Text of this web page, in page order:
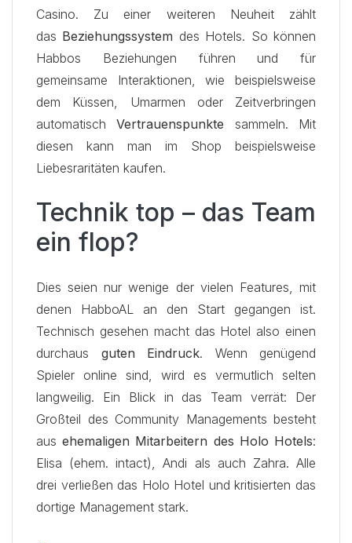
Casino. Zu einer weiteren Neuheit zählt
das Beziehungssystem des Hotels. So können
Habbos Beziehungen führen und für
gemeinsame Interaktionen, wie beispielsweise
dem Küssen, Umarmen oder Zeitverbringen
automatischVertrauenspunkte sammeln. Mit
diesen kann man im Shop beispielsweise
Liebesraritäten kaufen.
Technik top – das Team
ein flop?
Dies seien nur wenige der vielen Features, mit
denen HabboAL an den Start gegangen ist.
Technisch gesehen macht das Hotel also einen
durchaus guten Eindruck. Wenn genügend
Spieler online sind, wird es vermutlich selten
langweilig. Ein Blick in das Team verrät: Der
Großteil des Community Managements besteht
ausehemaligen Mitarbeitern des Holo Hotels:
Elisa (ehem. intact), Andi als auch Zahra. Alle
drei verließen das Holo Hotel und kritisierten das
dortige Management stark.